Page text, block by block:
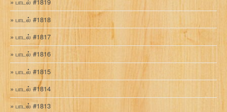
பாடல் #1819
பாடல் #1818
பாடல் #1817
பாடல் #1816
பாடல் #1815
பாடல் #1814
பாடல் #1813